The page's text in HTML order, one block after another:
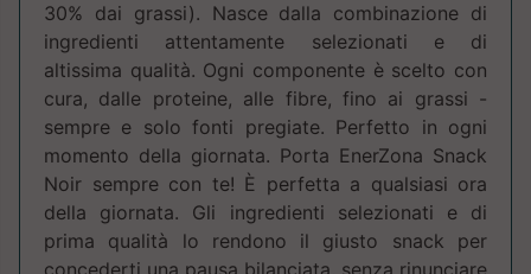
30% dai grassi). Nasce dalla combinazione di
ingredienti attentamente selezionati e di
altissima qualità. Ogni componente è scelto con
cura, dalle proteine, alle fibre, fino ai grassi -
sempre e solo fonti pregiate. Perfetto in ogni
momento della giornata. Porta EnerZona Snack
Noir sempre con te! È perfetta a qualsiasi ora
della giornata. Gli ingredienti selezionati e di
prima qualità lo rendono il giusto snack per